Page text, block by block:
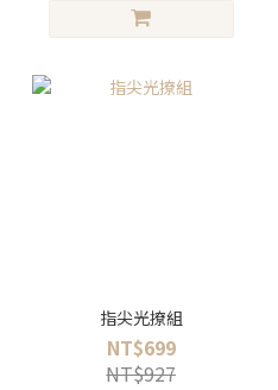
指尖光撩組
NT$699
NT$927